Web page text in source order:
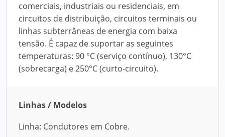
comerciais, industriais ou residenciais, em
circuitos de distribuição, circuitos terminais ou
linhas subterrâneas de energia com baixa
tensão. É capaz de suportar as seguintes
temperaturas: 90 °C (serviço contínuo), 130°C
(sobrecarga) e 250°C (curto-circuito).
Linhas / Modelos
Linha: Condutores em Cobre.